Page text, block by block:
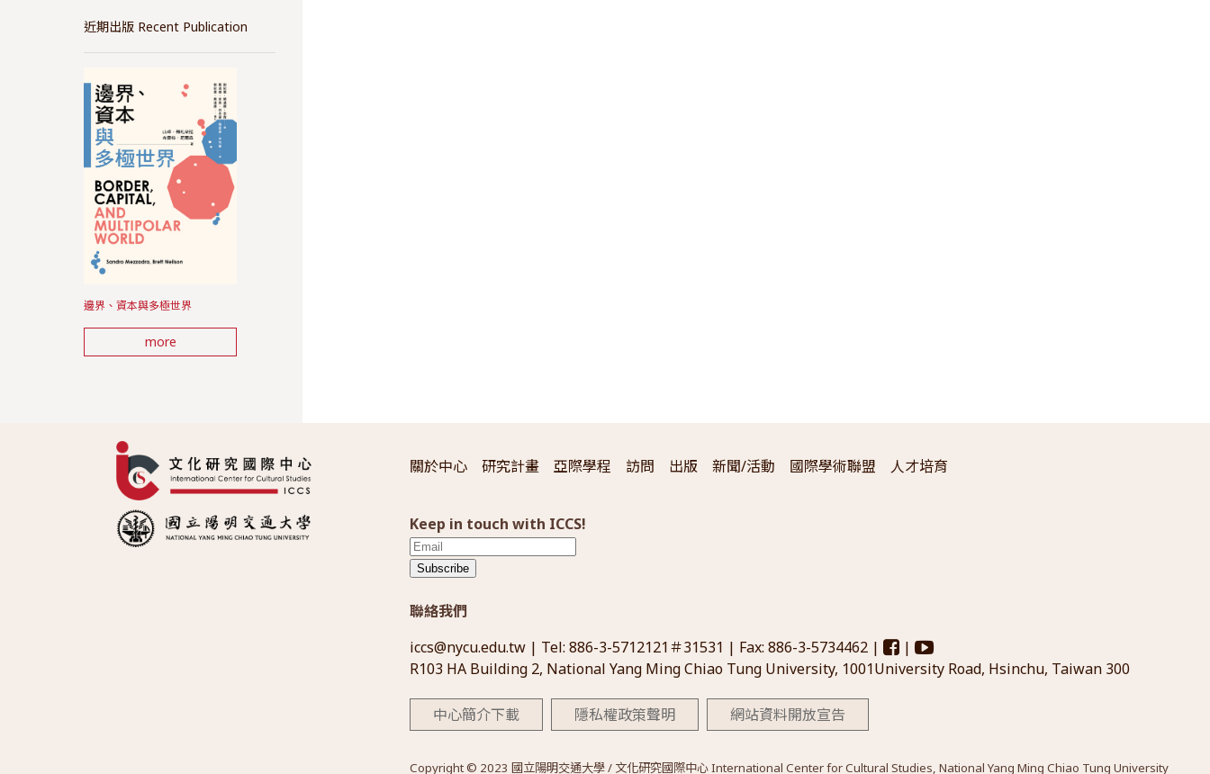
近期出版 Recent Publication
邊界、資本與多極世界
more
關於中心 研究計畫 亞際學程 訪問 出版 新聞/活動 國際學術聯盟 人才培育
Keep in touch with ICCS!
Subscribe
聯絡我們
iccs@nycu.edu.tw | Tel: 886-3-5712121＃31531 | Fax: 886-3-5734462 |
|
R103 HA Building 2, National Yang Ming Chiao Tung University, 1001University Road, Hsinchu, Taiwan 300
中心簡介下載 隱私權政策聲明 網站資料開放宣告
Copyright © 2023 國立陽明交通大學 / 文化研究國際中心 International Center for Cultural Studies, National Yang Ming Chiao Tung University